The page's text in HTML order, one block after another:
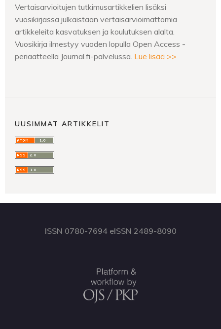
Vertaisarvioitujen tutkimusartikkelien lisäksi
vuosikirjassa julkaistaan vertaisarvioimattomia
artikkeleita kasvatuksen ja koulutuksen alalta.
Vuosikirja ilmestyy vuoden lopulla Open Access -
periaatteella Journal.fi-palvelussa. Lue lisää >>
UUSIMMAT ARTIKKELIT
ISSN 0780-7694 eISSN 2489-8090